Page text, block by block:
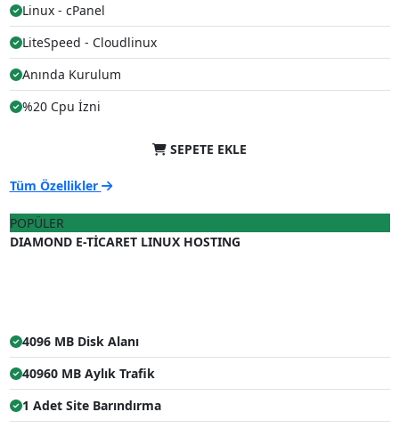
Linux - cPanel
LiteSpeed - Cloudlinux
Anında Kurulum
%20 Cpu İzni
SEPETE EKLE
Tüm Özellikler
POPÜLER
DIAMOND E-TİCARET LINUX HOSTING
4096 MB Disk Alanı
40960 MB Aylık Trafik
1 Adet Site Barındırma